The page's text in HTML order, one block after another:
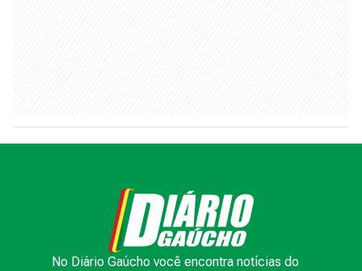
No Diário Gaúcho você encontra notícias do